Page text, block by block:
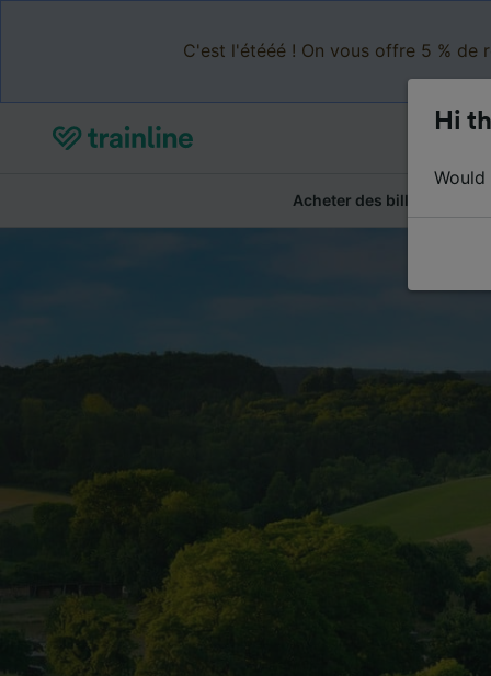
C'est l'étééé ! On vous offre 5 %
Acheter des billets
Hi